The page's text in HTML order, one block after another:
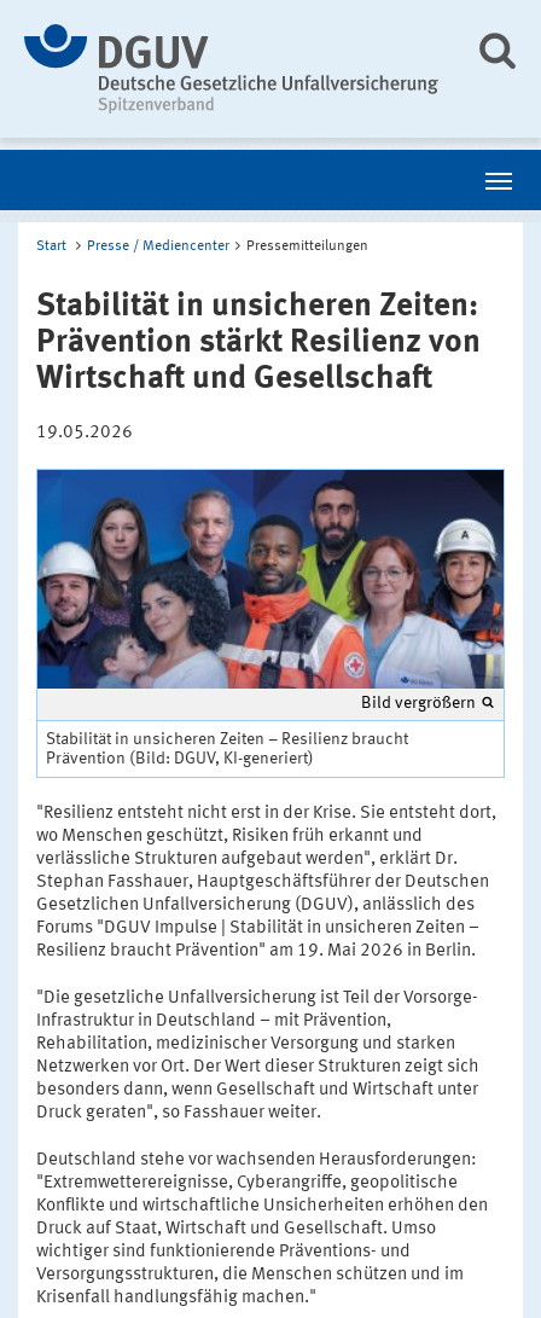
Start Presse / Mediencenter Pressemitteilungen
Stabilität in unsicheren Zeiten:
Prävention stärkt Resilienz von
Wirtschaft und Gesellschaft
19.05.2026
Bild vergrößern
Stabilität in unsicheren Zeiten – Resilienz braucht
Prävention (Bild: DGUV, KI-generiert)
"Resilienz entsteht nicht erst in der Krise. Sie entsteht dort,
wo Menschen geschützt, Risiken früh erkannt und
verlässliche Strukturen aufgebaut werden", erklärt Dr.
Stephan Fasshauer, Hauptgeschäftsführer der Deutschen
Gesetzlichen Unfallversicherung (DGUV), anlässlich des
Forums "DGUV Impulse | Stabilität in unsicheren Zeiten –
Resilienz braucht Prävention" am 19. Mai 2026 in Berlin.
"Die gesetzliche Unfallversicherung ist Teil der Vorsorge-
Infrastruktur in Deutschland – mit Prävention,
Rehabilitation, medizinischer Versorgung und starken
Netzwerken vor Ort. Der Wert dieser Strukturen zeigt sich
besonders dann, wenn Gesellschaft und Wirtschaft unter
Druck geraten", so Fasshauer weiter.
Deutschland stehe vor wachsenden Herausforderungen:
"Extremwetterereignisse, Cyberangriffe, geopolitische
Konflikte und wirtschaftliche Unsicherheiten erhöhen den
Druck auf Staat, Wirtschaft und Gesellschaft. Umso
wichtiger sind funktionierende Präventions- und
Versorgungsstrukturen, die Menschen schützen und im
Krisenfall handlungsfähig machen."